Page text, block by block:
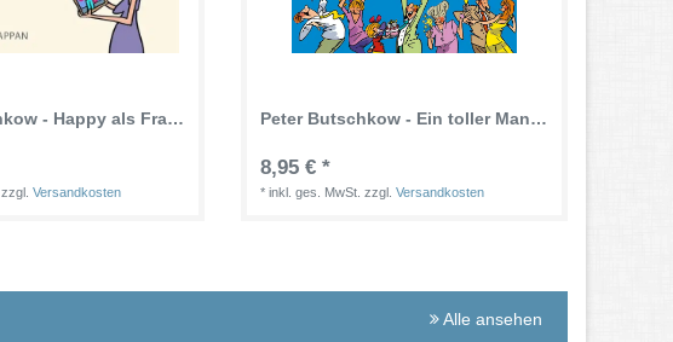
Peter Butschkow - Happy als Frau mit 60 (Deutsch) Gebundene Ausgabe - 48 Seiten
zzgl.Versandkosten
Peter Butschkow - Ein toller Mann wird 40 - Herzlichen Glückwunsch (Deutsch) Gebundene Ausgabe - 64 Seiten
8,95 € *
*inkl. ges. MwSt. zzgl.Versandkosten
Alle ansehen